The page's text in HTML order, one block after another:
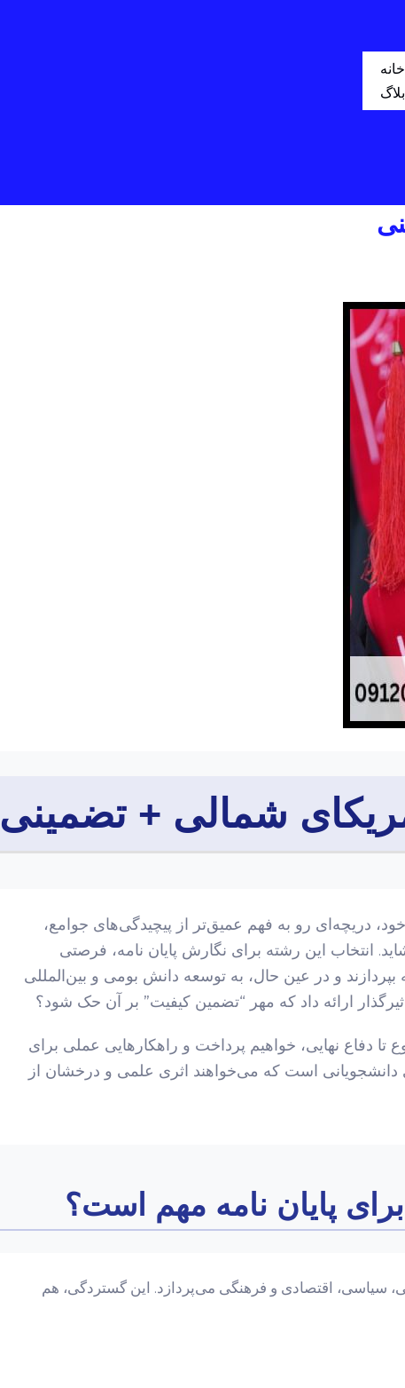
خانه
بلاگ
منوی کشویی
شمالی + تضمینی
دریچه‌ای رو به فهم عمیق‌تر از پیچیدگی‌های جوامع،
انتخاب این رشته برای نگارش پایان نامه، فرصتی
و در عین حال، به توسعه دانش بومی و بین‌المللی
ارائه داد که مهر “تضمین کیفیت” بر آن حک شود؟
تا دفاع نهایی، خواهیم پرداخت و راهکارهایی عملی برای
دانشجویانی است که می‌خواهند اثری علمی و درخشان از
پایان نامه مهم است؟
سیاسی، اقتصادی و فرهنگی می‌پردازد. این گستردگی، هم